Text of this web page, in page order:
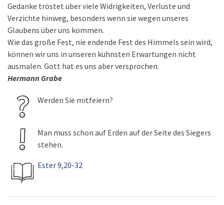
Gedanke tröstet über viele Widrigkeiten, Verluste und
Verzichte hinweg, besonders wenn sie wegen unseres
Glaubens über uns kommen.
Wie das große Fest, nie endende Fest des Himmels sein wird,
können wir uns in unseren kühnsten Erwartungen nicht
ausmalen. Gott hat es uns aber versprochen.
Hermann Grabe
Werden Sie mitfeiern?
Man muss schon auf Erden auf der Seite des Siegers
stehen.
Ester 9,20-32